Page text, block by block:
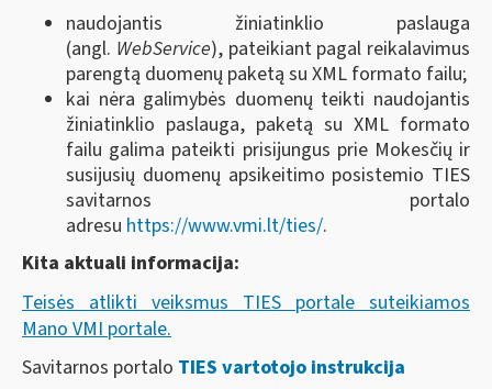
naudojantis žiniatinklio paslauga
(angl. WebService), pateikiant pagal reikalavimus
parengtą duomenų paketą su XML formato failu;
kai nėra galimybės duomenų teikti naudojantis
žiniatinklio paslauga, paketą su XML formato
failu galima pateikti prisijungus prie Mokesčių ir
susijusių duomenų apsikeitimo posistemio TIES
savitarnos portalo
adresu https://www.vmi.lt/ties/.
Kita aktuali informacija:
Teisės atlikti veiksmus TIES portale suteikiamos
Mano VMI portale.
Savitarnos portalo TIES vartotojo instrukcija